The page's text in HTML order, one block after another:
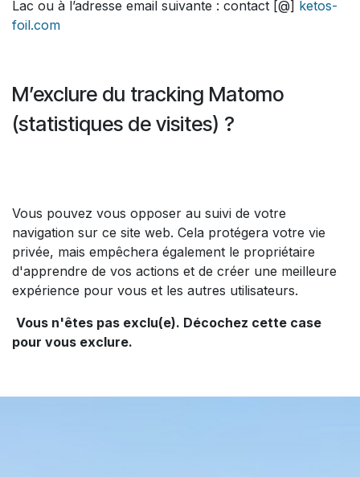
Lac ou à l’adresse email suivante : contact [@] ketos-
foil.com
M’exclure du tracking Matomo
(statistiques de visites) ?
Vous pouvez vous opposer au suivi de votre
navigation sur ce site web. Cela protégera votre vie
privée, mais empêchera également le propriétaire
d'apprendre de vos actions et de créer une meilleure
expérience pour vous et les autres utilisateurs.
Vous n'êtes pas exclu(e). Décochez cette case
pour vous exclure.